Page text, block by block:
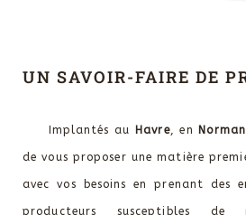
UN SAVOIR-FAIRE DE
Implantés au Havre, en
de vous proposer une matière
avec vos besoins en prenant des
producteurs susceptibles